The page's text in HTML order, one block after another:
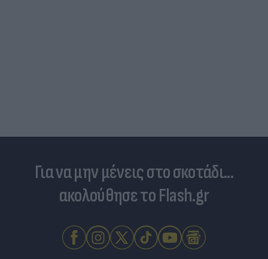
Για να μην μένεις στο σκοτάδι...
ακολούθησε το Flash.gr